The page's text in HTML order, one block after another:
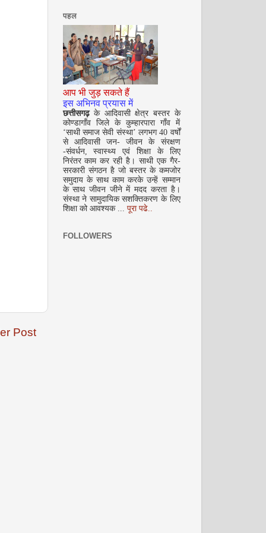
Post
सितम्बर 2008
अक्टूबर 2008
पहल
आप भी जुड़ सकते हैं
इस अभिनव प्रयास में
छत्तीसगढ़के आदिवासी क्षेत्र बस्तर के
कोण्डागाँव जिले के कुम्हारपारा गाँव में
‘साथी समाज सेवी संस्था’ लगभग 40 वर्षों
से आदिवासी जन- जीवन के संरक्षण
-संवर्धन, स्वास्थ्य एवं शिक्षा के लिए
निरंतर काम कर रही है। साथी एक गैर-
सरकारी संगठन है जो बस्तर के कमजोर
समुदाय के साथ काम करके उन्हें सम्मान
के साथ जीवन जीने में मदद करता है।
संस्था ने सामुदायिक सशक्तिकरण के लिए
शिक्षा को आवश्यक ... पूरा पढे..
FOLLOWERS